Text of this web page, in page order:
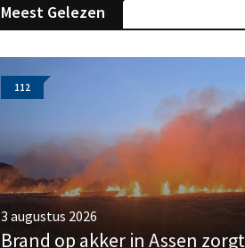
Meest Gelezen
112
3 augustus 2026
Brand op akker in Assen zorgt